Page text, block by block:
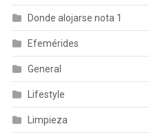
Donde alojarse nota 1
Efemérides
General
Lifestyle
Limpieza